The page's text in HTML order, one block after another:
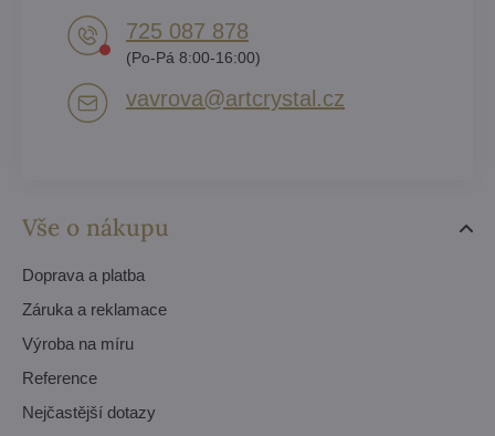
Vše o nákupu
Doprava a platba
Záruka a reklamace
Výroba na míru
Reference
Nejčastější dotazy
725 087 878​
(Po-Pá 8:00-16:00)
vavrova​@artcrystal​.cz